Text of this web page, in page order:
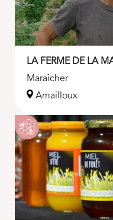
LA FERME DE LA
Maraîcher
Amailloux